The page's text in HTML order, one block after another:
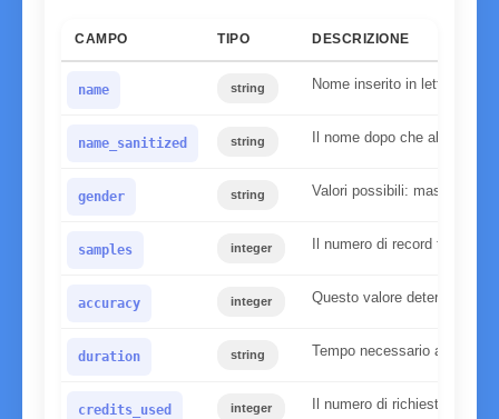
CAMPO TIPO DESCRIZIONE
name string Nome inserito in lettere
name_sanitized string Il nome dopo che abbiamo
gender string Valori possibili: maschio,
samples integer Il numero di record trovati
accuracy integer Questo valore determina
duration string Tempo necessario al server
credits_used integer Il numero di richieste